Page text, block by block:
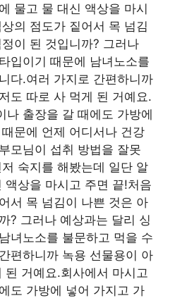
물고 물 대신 액상을 마시
의 점도가 짙어서 목 넘김
이 된 것입니까? 그러나
입이기 때문에 남녀노소를
다.여러 가지로 간편하니까
도 따로 사 먹게 된 거예요.
나 출장을 갈 때에도 가방에
문에 언제 어디서나 건강
모님이 섭취 방법을 잘못
숙지를 해봤는데 일단 알
액상을 마시고 주면 끝!처음
서 목 넘김이 나쁜 것은 아
? 그러나 예상과는 달리 싱
녀노소를 불문하고 먹을 수
편하니까 녹용 선물용이 아
거예요.회사에서 마시고
도 가방에 넣어 가지고 가